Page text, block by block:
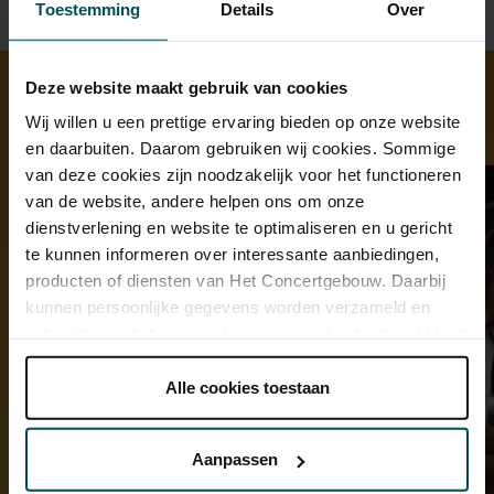
Toestemming Details Over
Deze website maakt gebruik van cookies
Wij willen u een prettige ervaring bieden op onze website
en daarbuiten. Daarom gebruiken wij cookies. Sommige
van deze cookies zijn noodzakelijk voor het functioneren
van de website, andere helpen ons om onze
dienstverlening en website te optimaliseren en u gericht
te kunnen informeren over interessante aanbiedingen,
producten of diensten van Het Concertgebouw. Daarbij
kunnen persoonlijke gegevens worden verzameld en
onder 'aanpassen' zelf welke cookies wij mogen
Lees onze cookieverklaring hier. Lees onze
Alle cookies toestaan
Aanpassen
Ontdek meer